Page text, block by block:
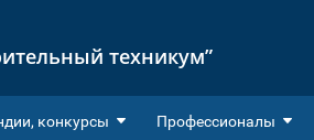
техникум”
конкурсы Профессионалы